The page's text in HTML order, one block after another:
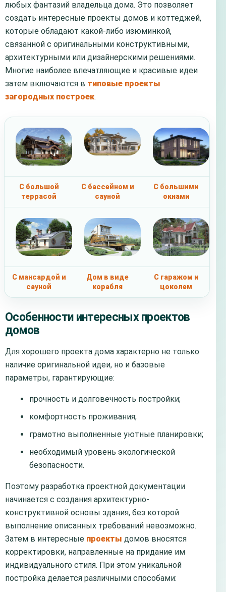
любых фантазий владельца дома. Это позволяет
создать интересные проекты домов и коттеджей,
которые обладают какой-либо изюминкой,
связанной с оригинальными конструктивными,
архитектурными или дизайнерскими решениями.
Многие наиболее впечатляющие и красивые идеи
затем включаются в типовые проекты
загородных построек.
С большой
террасой
С бассейном и
сауной
С большими
окнами
С мансардой и
сауной
Дом в виде
корабля
С гаражом и
цоколем
Особенности интересных проектов
домов
Для хорошего проекта дома характерно не только
наличие оригинальной идеи, но и базовые
параметры, гарантирующие:
прочность и долговечность постройки;
комфортность проживания;
грамотно выполненные уютные планировки;
необходимый уровень экологической
безопасности.
Поэтому разработка проектной документации
начинается с создания архитектурно-
конструктивной основы здания, без которой
выполнение описанных требований невозможно.
Затем в интересные проекты домов вносятся
корректировки, направленные на придание им
индивидуального стиля. При этом уникальной
постройка делается различными способами: